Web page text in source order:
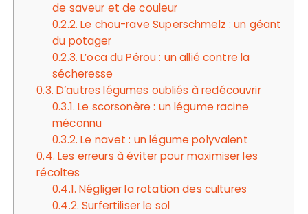
de saveur et de couleur
0.2.2. Le chou-rave Superschmelz : un géant
du potager
0.2.3. L’oca du Pérou : un allié contre la
sécheresse
0.3. D’autres légumes oubliés à redécouvrir
0.3.1. Le scorsonère : un légume racine
méconnu
0.3.2. Le navet : un légume polyvalent
0.4. Les erreurs à éviter pour maximiser les
récoltes
0.4.1. Négliger la rotation des cultures
0.4.2. Surfertiliser le sol